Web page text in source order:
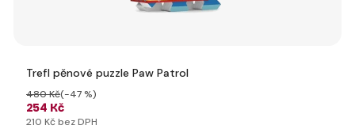
Trefl pěnové puzzle Paw Patrol
254 Kč
480 Kč(-47 %)
210 Kč bez DPH